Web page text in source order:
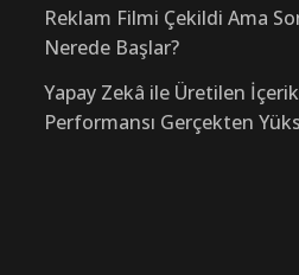
Reklam Filmi Çekildi Ama
Nerede Başlar?
Yapay Zekâ ile Üretilen
Performansı Gerçekten